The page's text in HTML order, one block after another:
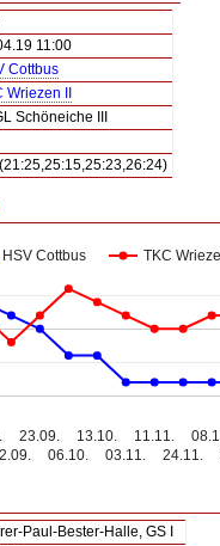
11:00
Cottbus
Wriezen II
Schöneiche III
HSV Cottbus TKC
23.09.
06.10.
13.10.
03.11.
11.11.
24.11.
Paul-Bester-Halle, GS I